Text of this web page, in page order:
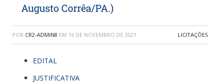
Augusto Corrêa/PA.)
POR CR2-ADMIN8 EM 16 DE NOVEMBRO DE 2021 LICITAÇÕES
EDITAL
JUSTIFICATIVA